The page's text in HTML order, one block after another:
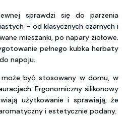
sprawdzi się do parzenia
– od klasycznych czarnych i
mieszanki, po napary ziołowe.
pełnego kubka herbaty
napoju.
być stosowany w domu, w
Ergonomiczny silikonowy
użytkowanie i sprawiają, że
i estetycznie podany.